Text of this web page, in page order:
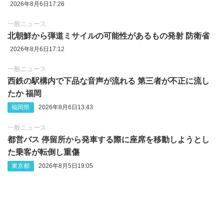
2026年8月6日17:26
一般ニュース
北朝鮮から弾道ミサイルの可能性があるもの発射 防衛省
2026年8月6日17:12
一般ニュース
西鉄の駅構内で下品な音声が流れる 第三者が不正に流し
たか 福岡
福岡県 2026年8月6日13:43
一般ニュース
都営バス 停留所から発車する際に座席を移動しようとし
た乗客が転倒し重傷
東京都 2026年8月5日19:05